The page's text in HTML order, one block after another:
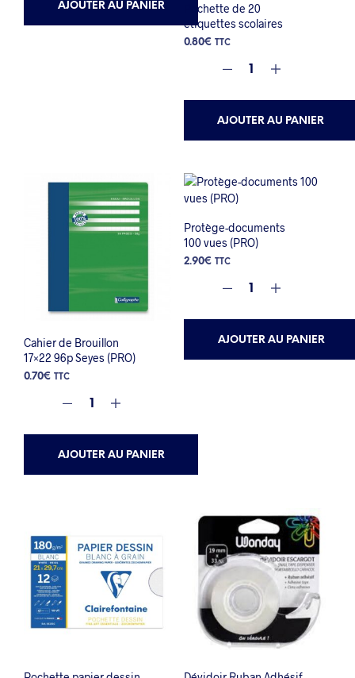
AJOUTER AU PANIER
Pochette de 20
étiquettes scolaires
0.80€ TTC
AJOUTER AU PANIER
Cahier de Brouillon
17×22 96p Seyes (PRO)
0.70€ TTC
AJOUTER AU PANIER
Protège-documents
100 vues (PRO)
2.90€ TTC
AJOUTER AU PANIER